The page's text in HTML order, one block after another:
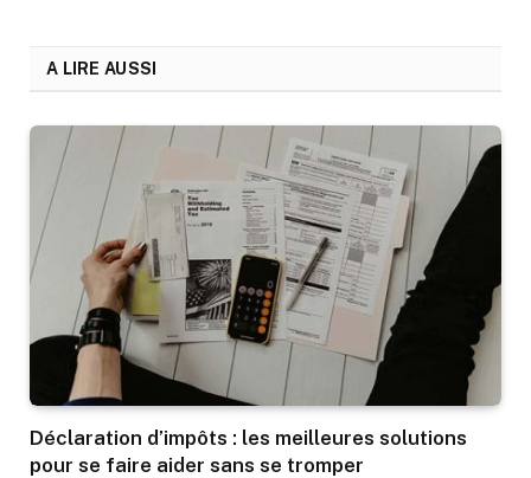
A LIRE AUSSI
Déclaration d’impôts : les meilleures solutions
pour se faire aider sans se tromper